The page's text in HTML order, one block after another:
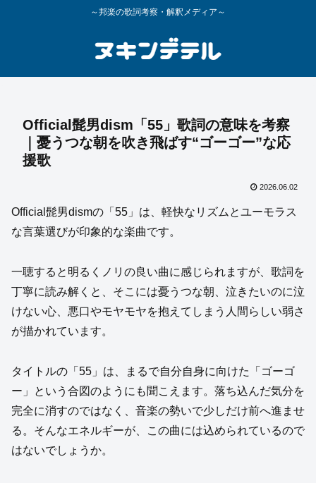
～邦楽の歌詞考察・解釈メディア～
Official髭男dism「55」歌詞の意味を考察
｜憂うつな朝を吹き飛ばす“ゴーゴー”な応
援歌
2026.06.02
Official髭男dismの「55」は、軽快なリズムとユーモラス
な言葉選びが印象的な楽曲です。
一聴すると明るくノリの良い曲に感じられますが、歌詞を
丁寧に読み解くと、そこには憂うつな朝、泣きたいのに泣
けない心、悪口やモヤモヤを抱えてしまう人間らしい弱さ
が描かれています。
タイトルの「55」は、まるで自分自身に向けた「ゴーゴ
ー」という合図のようにも聞こえます。落ち込んだ気分を
完全に消すのではなく、音楽の勢いで少しだけ前へ進ませ
る。そんなエネルギーが、この曲には込められているので
はないでしょうか。